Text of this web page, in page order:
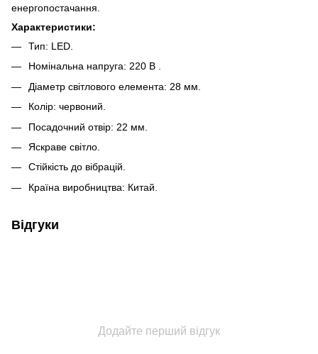
енергопостачання.
Характеристики:
Тип: LED.
Номінальна напруга: 220 В .
Діаметр світлового елемента: 28 мм.
Колір: червоний.
Посадочний отвір: 22 мм.
Яскраве світло.
Стійкість до вібрацій.
Країна виробництва: Китай.
Відгуки
Додайте перший відгук